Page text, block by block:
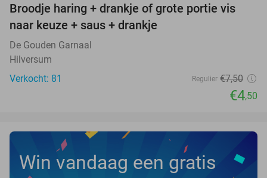
40%
Broodje haring + drankje of grote portie vis
naar keuze + saus + drankje
De Gouden Garnaal
Hilversum
Verkocht: 81
Regulier €7,50
€4,50
Win vandaag een gratis